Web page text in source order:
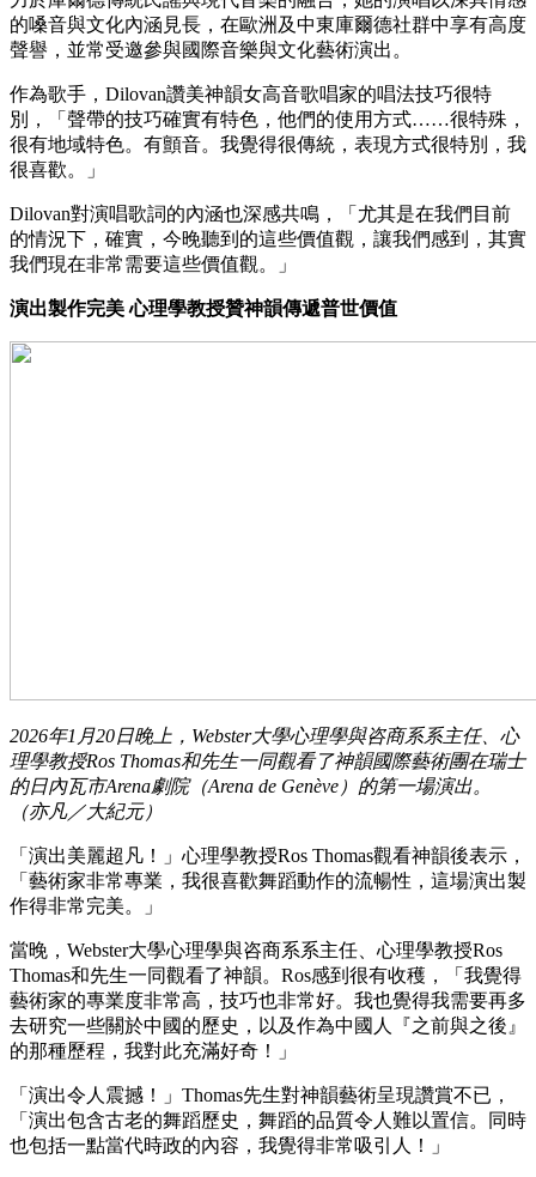
的嗓音與文化內涵見長，在歐洲及中東庫爾德社群中享有高度
聲譽，並常受邀參與國際音樂與文化藝術演出。
作為歌手，Dilovan讚美神韻女高音歌唱家的唱法技巧很特
別，「聲帶的技巧確實有特色，他們的使用方式……很特殊，
很有地域特色。有顫音。我覺得很傳統，表現方式很特別，我
很喜歡。」
Dilovan對演唱歌詞的內涵也深感共鳴，「尤其是在我們目前
的情況下，確實，今晚聽到的這些價值觀，讓我們感到，其實
我們現在非常需要這些價值觀。」
演出製作完美 心理學教授贊神韻傳遞普世價值
2026年1月20日晚上，Webster大學心理學與咨商系系主任、心
理學教授Ros Thomas和先生一同觀看了神韻國際藝術團在瑞士
的日內瓦市Arena劇院（Arena de Genève）的第一場演出。
（亦凡／大紀元）
「演出美麗超凡！」心理學教授Ros Thomas觀看神韻後表示，
「藝術家非常專業，我很喜歡舞蹈動作的流暢性，這場演出製
作得非常完美。」
當晚，Webster大學心理學與咨商系系主任、心理學教授Ros
Thomas和先生一同觀看了神韻。Ros感到很有收穫，「我覺得
藝術家的專業度非常高，技巧也非常好。我也覺得我需要再多
去研究一些關於中國的歷史，以及作為中國人『之前與之後』
的那種歷程，我對此充滿好奇！」
「演出令人震撼！」Thomas先生對神韻藝術呈現讚賞不已，
「演出包含古老的舞蹈歷史，舞蹈的品質令人難以置信。同時
也包括一點當代時政的內容，我覺得非常吸引人！」